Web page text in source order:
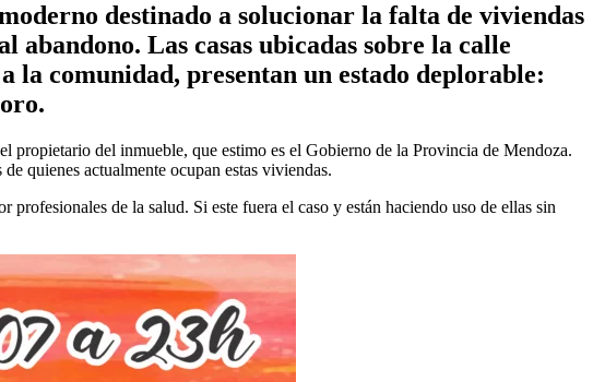
destinado a solucionar la falta de viviendas
abandono. Las casas ubicadas sobre la calle
la comunidad, presentan un estado deplorable:
propietario del inmueble, que estimo es el Gobierno de la Provincia de Mendoza.
quienes actualmente ocupan estas viviendas.
profesionales de la salud. Si este fuera el caso y están haciendo uso de ellas sin